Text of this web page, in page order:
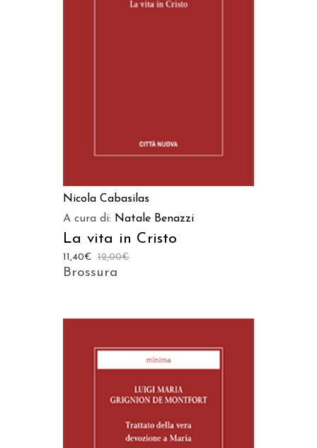
Nicola Cabasilas
A cura di: Natale Benazzi
La vita in Cristo
12,00€
11,40€
Brossura